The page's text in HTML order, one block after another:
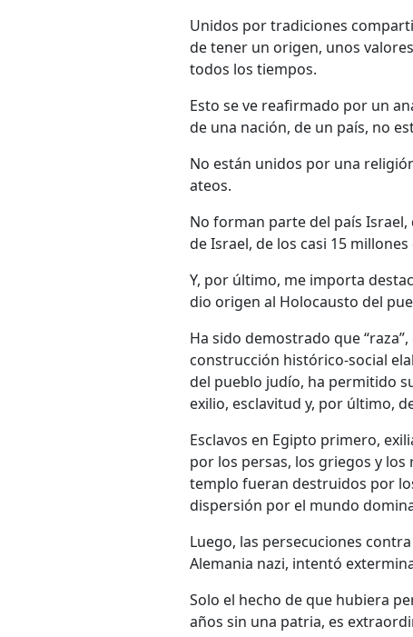
Unidos por tradiciones
de tener un origen, unos
todos los tiempos.
Esto se ve reafirmado por un
de una nación, de un país, no
No están unidos por una
ateos.
No forman parte del país
de Israel, de los casi 15
Y, por último, me importa
dio origen al Holocausto del
Ha sido demostrado que
construcción histórico-social
del pueblo judío, ha permitido
exilio, esclavitud y, por último,
Esclavos en Egipto primero,
por los persas, los griegos y
templo fueran destruidos por
dispersión por el mundo
Luego, las persecuciones
Alemania nazi, intentó
Solo el hecho de que hubiera
años sin una patria, es